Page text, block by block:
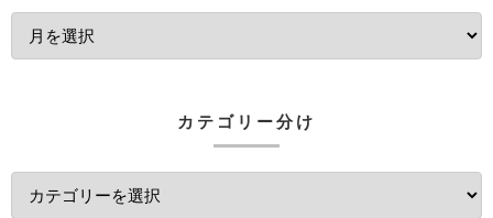
カテゴリー分け